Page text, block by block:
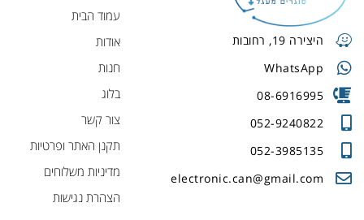
היצירה 19, רחובות
WhatsApp
08-6916995
052-9240822
052-3985135
electronic.can@gmail.com
עמוד הבית
אודות
חנות
בלוג
צור קשר
תקנן האתר ופרטיות
מדיניות משלוחים
הצהרת נגישות